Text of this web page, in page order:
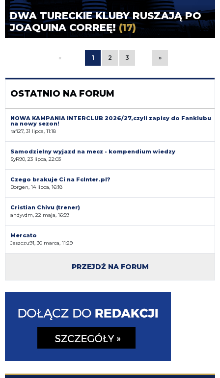
DWA TURECKIE KLUBY RUSZAJĄ PO
JOAQUINA CORREĘ!(17)
« 1 2 3 »
OSTATNIO NA FORUM
NOWA KAMPANIA INTERCLUB 2026/27,czyli zapisy do Fanklubu
na nowy sezon!
rafi27, 31 lipca, 11:18
Samodzielny wyjazd na mecz - kompendium wiedzy
SyR90, 23 lipca, 22:03
Czego brakuje Ci na FcInter.pl?
Borgen, 14 lipca, 16:18
Cristian Chivu (trener)
andyvdm, 22 maja, 16:59
Mercato
Jaszczu91, 30 marca, 11:29
PRZEJDŹ NA FORUM